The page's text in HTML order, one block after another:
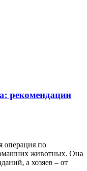
рекомендации
операция по
животных. Она
а хозяев – от